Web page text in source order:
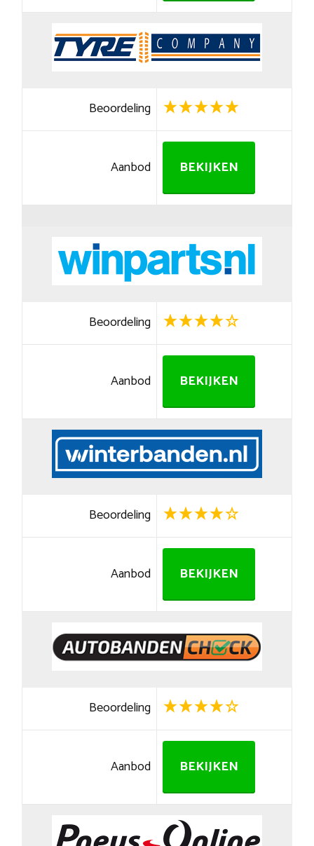
Beoordeling
Aanbod BEKIJKEN
Beoordeling
Aanbod BEKIJKEN
Beoordeling
Aanbod BEKIJKEN
Beoordeling
Aanbod BEKIJKEN